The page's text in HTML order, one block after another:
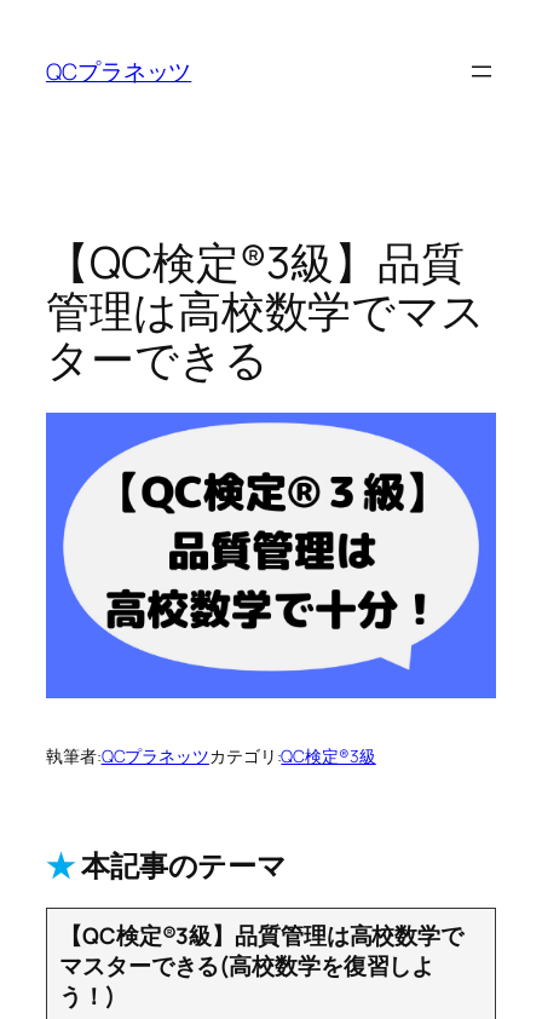
QCプラネッツ
【QC検定®3級】品質
管理は高校数学でマス
ターできる
執筆者:QCプラネッツカテゴリ:QC検定®3級
★本記事のテーマ
【QC検定®3級】品質管理は高校数学で
マスターできる(高校数学を復習しよ
う！)